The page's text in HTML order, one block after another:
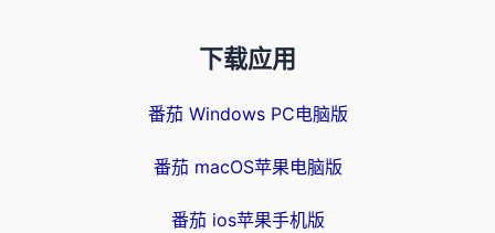
下载应用
番茄 Windows PC电脑版
番茄 macOS苹果电脑版
番茄 ios苹果手机版